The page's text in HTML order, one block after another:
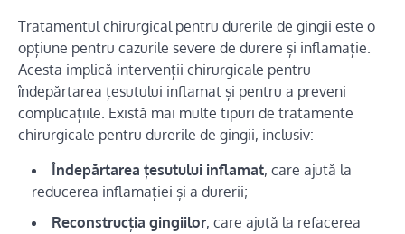
Tratamentul chirurgical pentru durerile de gingii este o
opțiune pentru cazurile severe de durere și inflamație.
Acesta implică intervenții chirurgicale pentru
îndepărtarea țesutului inflamat și pentru a preveni
complicațiile. Există mai multe tipuri de tratamente
chirurgicale pentru durerile de gingii, inclusiv:
Îndepărtarea țesutului inflamat, care ajută la
reducerea inflamației și a durerii;
Reconstrucția gingiilor, care ajută la refacerea